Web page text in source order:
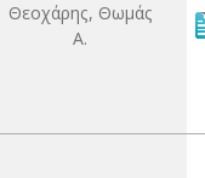
Θεοχάρης, Θωμάς
Α.